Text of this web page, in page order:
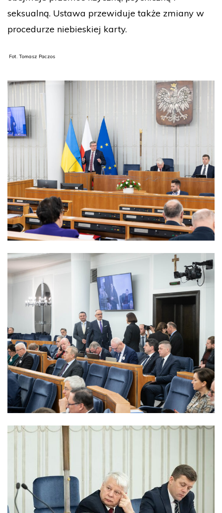
seksualną. Ustawa przewiduje także zmiany w
procedurze niebieskiej karty.
Fot. Tomasz Paczos